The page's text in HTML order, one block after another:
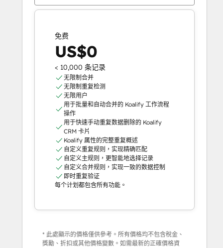
免费
US$0
< 10,000 条记录
无限制合并
无限制重复检测
无限用户
用于批量和自动合并的 Koalify 工作流程
操作
用于快速手动重复数据删除的 Koalify
CRM 卡片
Koalify 属性的完整重复概述
自定义重复规则，实现精确匹配
自定义主规则，更智能地选择记录
自定义合并规则，实现一致的数据控制
即时重复验证
每个计划都包含所有功能。
* 此處顯示的價格僅供參考。所有價格均不包含稅金、
獎勵、折扣或其他價格變數。如需最新的正確價格資